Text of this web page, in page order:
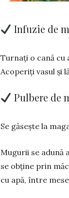
Infuzie de
Turnați o cană cu
Aco­pe­riți vasul și
Pulbere de
Se găsește la
Mugurii se adună
se ob­ține prin
cu apă, între